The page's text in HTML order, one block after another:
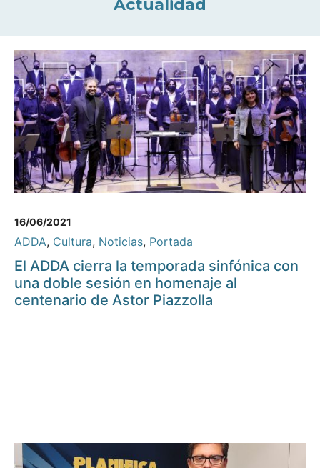
Actualidad
16/06/2021
ADDA, Cultura, Noticias, Portada
El ADDA cierra la temporada sinfónica con
una doble sesión en homenaje al
centenario de Astor Piazzolla